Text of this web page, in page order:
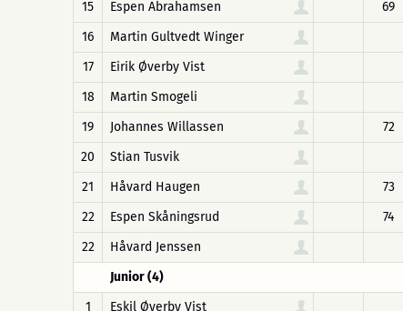
15
Espen Abrahamsen
69
16
Martin Gultvedt Winger
17
Eirik Øverby Vist
18
Martin Smogeli
19
Johannes Willassen
72
20
Stian Tusvik
21
Håvard Haugen
73
22
Espen Skåningsrud
74
22
Håvard Jenssen
Junior (4)
1
Eskil Øverby Vist